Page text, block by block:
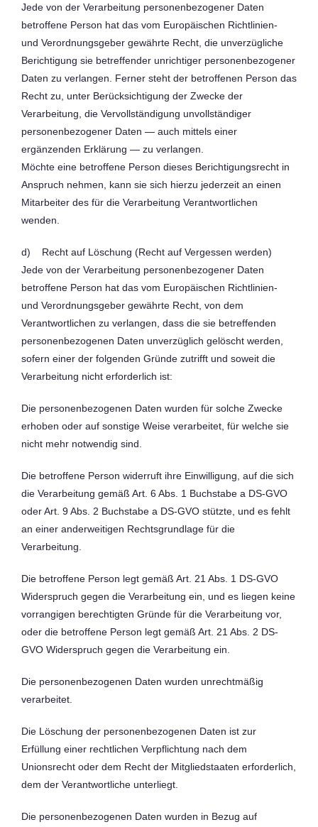
Jede von der Verarbeitung personenbezogener Daten
betroffene Person hat das vom Europäischen Richtlinien-
und Verordnungsgeber gewährte Recht, die unverzügliche
Berichtigung sie betreffender unrichtiger personenbezogener
Daten zu verlangen. Ferner steht der betroffenen Person das
Recht zu, unter Berücksichtigung der Zwecke der
Verarbeitung, die Vervollständigung unvollständiger
personenbezogener Daten — auch mittels einer
ergänzenden Erklärung — zu verlangen.
Möchte eine betroffene Person dieses Berichtigungsrecht in
Anspruch nehmen, kann sie sich hierzu jederzeit an einen
Mitarbeiter des für die Verarbeitung Verantwortlichen
wenden.
d) Recht auf Löschung (Recht auf Vergessen werden)
Jede von der Verarbeitung personenbezogener Daten
betroffene Person hat das vom Europäischen Richtlinien-
und Verordnungsgeber gewährte Recht, von dem
Verantwortlichen zu verlangen, dass die sie betreffenden
personenbezogenen Daten unverzüglich gelöscht werden,
sofern einer der folgenden Gründe zutrifft und soweit die
Verarbeitung nicht erforderlich ist:
Die personenbezogenen Daten wurden für solche Zwecke
erhoben oder auf sonstige Weise verarbeitet, für welche sie
nicht mehr notwendig sind.
Die betroffene Person widerruft ihre Einwilligung, auf die sich
die Verarbeitung gemäß Art. 6 Abs. 1 Buchstabe a DS-GVO
oder Art. 9 Abs. 2 Buchstabe a DS-GVO stützte, und es fehlt
an einer anderweitigen Rechtsgrundlage für die
Verarbeitung.
Die betroffene Person legt gemäß Art. 21 Abs. 1 DS-GVO
Widerspruch gegen die Verarbeitung ein, und es liegen keine
vorrangigen berechtigten Gründe für die Verarbeitung vor,
oder die betroffene Person legt gemäß Art. 21 Abs. 2 DS-
GVO Widerspruch gegen die Verarbeitung ein.
Die personenbezogenen Daten wurden unrechtmäßig
verarbeitet.
Die Löschung der personenbezogenen Daten ist zur
Erfüllung einer rechtlichen Verpflichtung nach dem
Unionsrecht oder dem Recht der Mitgliedstaaten erforderlich,
dem der Verantwortliche unterliegt.
Die personenbezogenen Daten wurden in Bezug auf